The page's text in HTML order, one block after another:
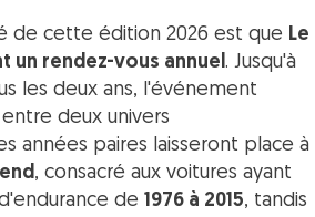
de cette édition 2026 est que Le
un rendez-vous annuel. Jusqu'à
les deux ans, l'événement
deux univers
années paires laisseront place à
, consacré aux voitures ayant
de 1976 à 2015, tandis